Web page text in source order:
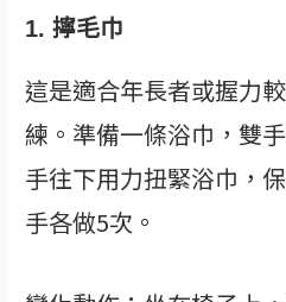
1. 擰毛巾
這是適合年長者或握力
練。準備一條浴巾，雙
手往下用力扭緊浴巾，
手各做5次。